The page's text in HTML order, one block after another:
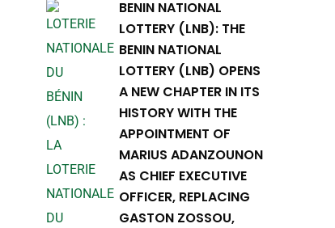
BENIN NATIONAL
LOTTERY (LNB): THE
BENIN NATIONAL
LOTTERY (LNB) OPENS
A NEW CHAPTER IN ITS
HISTORY WITH THE
APPOINTMENT OF
MARIUS ADANZOUNON
AS CHIEF EXECUTIVE
OFFICER, REPLACING
GASTON ZOSSOU,